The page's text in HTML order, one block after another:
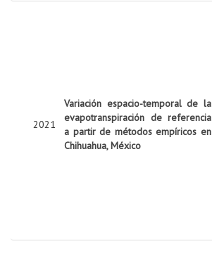
2021
Variación espacio-temporal de la
evapotranspiración de referencia
a partir de métodos empíricos en
Chihuahua, México